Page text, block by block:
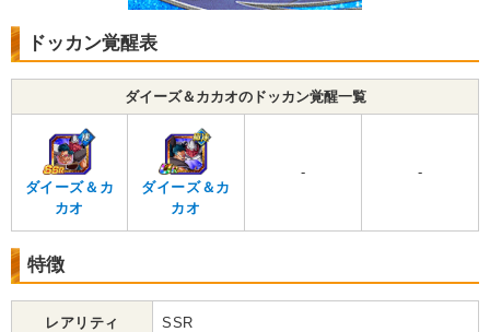
ドッカン覚醒表
ダイーズ＆カカオのドッカン覚醒一覧
ダイーズ＆カ
カオ
ダイーズ＆カ
カオ
- -
特徴
レアリティ SSR